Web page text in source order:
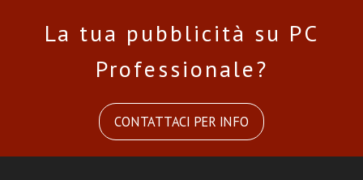
La tua pubblicità su PC
Professionale?
CONTATTACI PER INFO